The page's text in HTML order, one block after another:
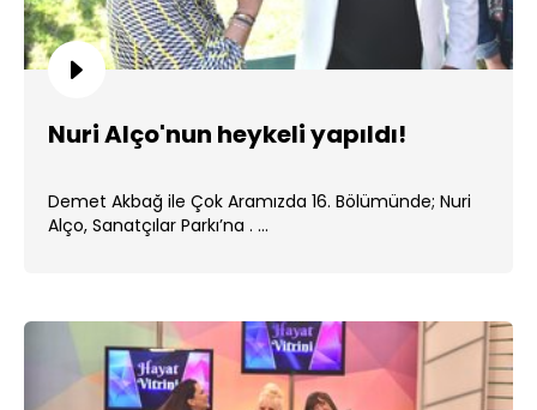
Nuri Alço'nun heykeli yapıldı!
Demet Akbağ ile Çok Aramızda 16. Bölümünde; Nuri
Alço, Sanatçılar Parkı’na . ...